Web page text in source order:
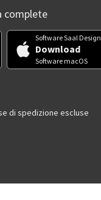
complete
Software Saal Design
Download
Software macOS
di spedizione escluse